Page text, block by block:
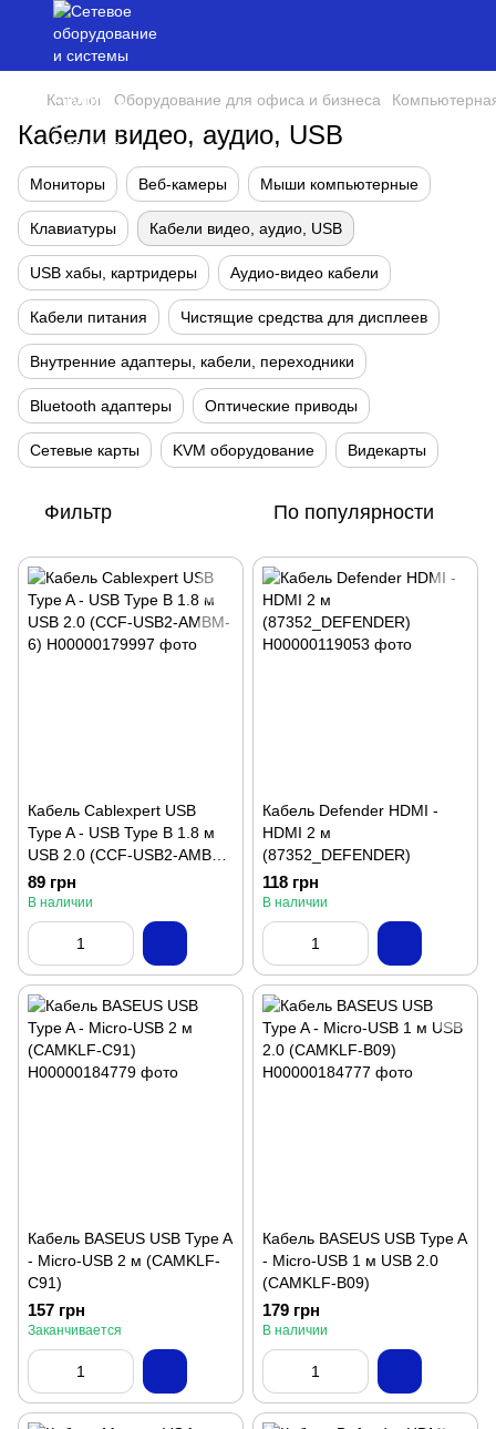
Каталог Оборудование для офиса и бизнеса
Кабели видео, аудио, USB
Мониторы Веб-камеры Мыши компьютерные
Клавиатуры Кабели видео, аудио, USB
USB хабы, картридеры Аудио-видео кабели
Кабели питания Чистящие средства для дисплеев
Внутренние адаптеры, кабели, переходники
Bluetooth адаптеры Оптические приводы
Сетевые карты KVM оборудование Видекарты
Фильтр По популярности
Кабель Cablexpert USB
Type A - USB Type B 1.8 м
USB 2.0 (CCF-USB2-AMBM-
6)
89 грн
В наличии
Кабель Defender HDMI -
HDMI 2 м
(87352_DEFENDER)
118 грн
В наличии
Кабель BASEUS USB Type A
- Micro-USB 2 м (CAMKLF-
C91)
157 грн
Заканчивается
Кабель BASEUS USB Type A
- Micro-USB 1 м USB 2.0
(CAMKLF-B09)
179 грн
В наличии